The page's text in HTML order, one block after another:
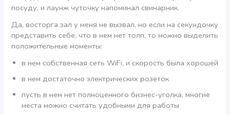
посуду, и лаунж чуточку напоминал свинарник.
Да, восторга зал у меня не вызвал, но если на секундочку
представить себе, что в нем нет толп, то можно выделить
положительные моменты:
в нем собственная сеть WiFi, и скорость была хорошей
в нем достаточно электрических розеток
пусть в нем нет полноценного бизнес-уголка, многие
места можно считать удобными для работы